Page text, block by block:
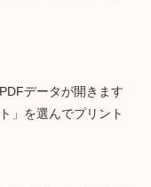
データが開きます
」を選んでプリント